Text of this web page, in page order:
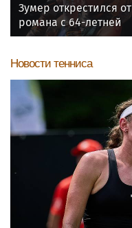
Зумер открестился от
романа с 64-летней
Жанной Агузаровой
Новости тенниса